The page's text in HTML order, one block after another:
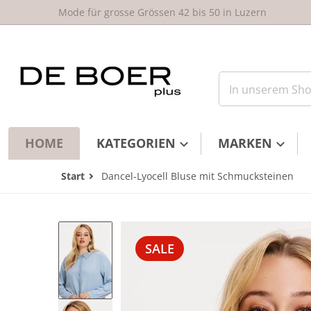
Mode für grosse Grössen 42 bis 50 in Luzern
In unserem
HOME KATEGORIEN MARKEN
Start Dancel-Lyocell Bluse mit Schmucksteinen
SALE
files/361356-232-GL_5e5e62ed-